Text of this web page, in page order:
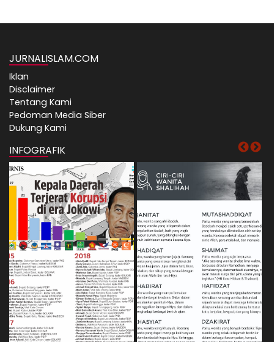
JURNALISLAM.COM
Iklan
Disclaimer
Tentang Kami
Pedoman Media Siber
Dukung Kami
INFOGRAFIK